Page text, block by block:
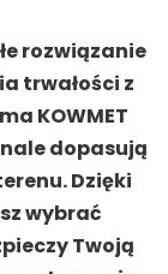
rozwiązanie
trwałości z
KOWMET
dopasują
Dzięki
wybrać
Twoją